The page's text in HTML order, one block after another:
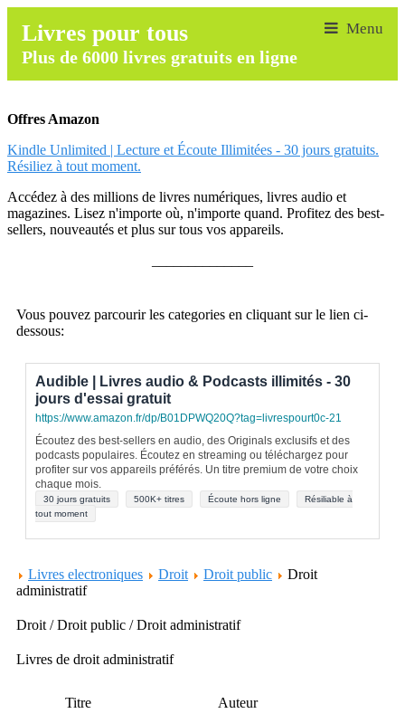
Livres pour tous
Plus de 6000 livres gratuits en ligne
Offres Amazon
Kindle Unlimited | Lecture et Écoute Illimitées - 30 jours gratuits.
Résiliez à tout moment.
Accédez à des millions de livres numériques, livres audio et
magazines. Lisez n'importe où, n'importe quand. Profitez des best-
sellers, nouveautés et plus sur tous vos appareils.
Vous pouvez parcourir les categories en cliquant sur le lien ci-
dessous:
Audible | Livres audio & Podcasts illimités - 30
jours d'essai gratuit
https://www.amazon.fr/dp/B01DPWQ20Q?tag=livrespourt0c-21
Écoutez des best-sellers en audio, des Originals exclusifs et des
podcasts populaires. Écoutez en streaming ou téléchargez pour
profiter sur vos appareils préférés. Un titre premium de votre choix
chaque mois.
30 jours gratuits 500K+ titres Écoute hors ligne
Résiliable à
tout moment
Livres electroniques Droit Droit public
Droit
administratif
Droit / Droit public / Droit administratif
Livres de droit administratif
Titre Auteur